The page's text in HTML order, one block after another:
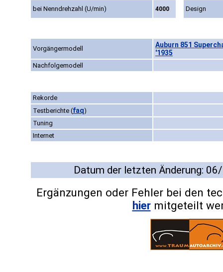
bei Nenndrehzahl (U/min) 4000 Design
Vorgängermodell
Auburn 851
'1935
Nachfolgemodell
Rekorde
Testberichte (faq)
Tuning
Internet
Datum der letzten Änderung:
Ergänzungen oder Fehler bei den
hiermitgeteilt